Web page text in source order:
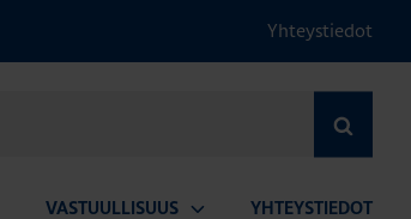
Yhteystiedot
VASTUULLISUUS YHTEYSTIEDOT